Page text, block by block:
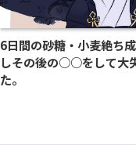
6日間の砂糖・小麦絶ち
しその後の○○をして大
た。